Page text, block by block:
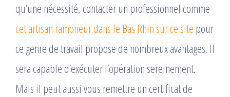
qu’une nécessité, contacter un professionnel comme
cet artisan ramoneur dans le Bas Rhin sur ce site pour
ce genre de travail propose de nombreux avantages. Il
sera capable d’exécuter l’opération sereinement.
Mais il peut aussi vous remettre un certificat de